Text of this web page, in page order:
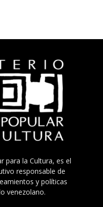
para la Cultura, es el
responsable de
y políticas
venezolano.